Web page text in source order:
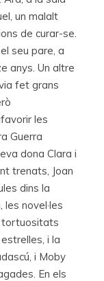
un malalt
de curar-se.
seu pare, a
anys. Un altre
fet grans
les
Guerra
dona Clara i
trenats, Joan
dins la
novel·les
tortuositats
i la
i Moby
En els